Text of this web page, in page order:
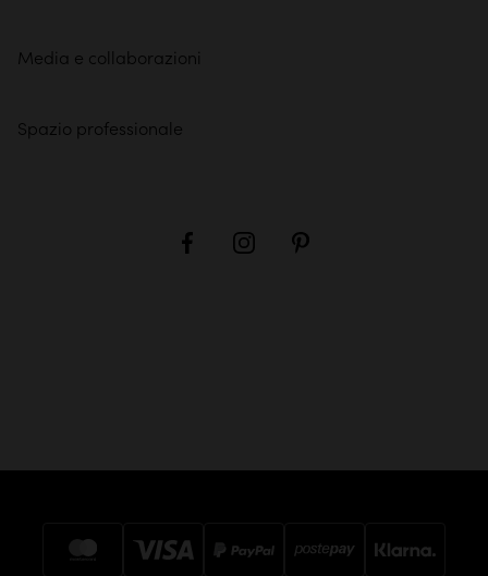
Media e collaborazioni
Spazio professionale